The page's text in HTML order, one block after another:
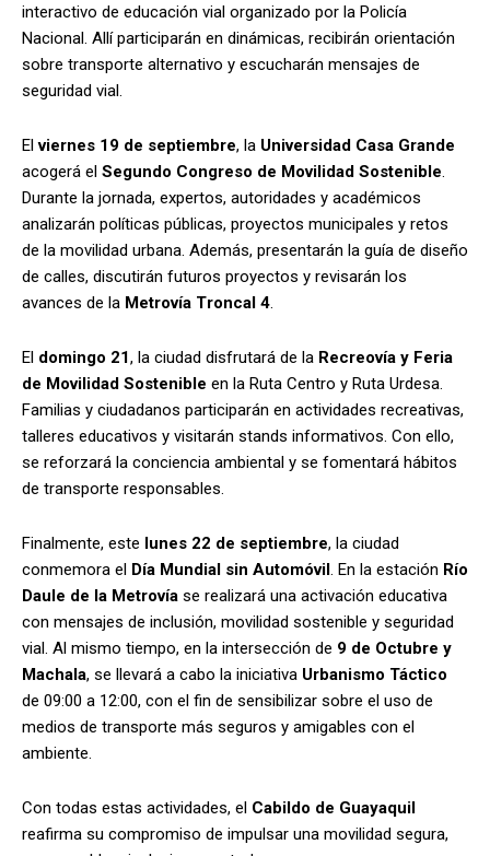
interactivo de educación vial organizado por la Policía
Nacional. Allí participarán en dinámicas, recibirán orientación
sobre transporte alternativo y escucharán mensajes de
seguridad vial.
Elviernes 19 de septiembre, la Universidad Casa Grande
acogerá el Segundo Congreso de Movilidad Sostenible
Durante la jornada, expertos, autoridades y académicos
analizarán políticas públicas, proyectos municipales y retos
de la movilidad urbana. Además, presentarán la guía de diseño
de calles, discutirán futuros proyectos y revisarán los
avances de la Metrovía Troncal 4
El domingo 21, la ciudad disfrutará de la Recreovía y Feria
de Movilidad Sostenible en la Ruta Centro y Ruta Urdesa.
Familias y ciudadanos participarán en actividades recreativas,
talleres educativos y visitarán stands informativos. Con ello,
se reforzará la conciencia ambiental y se fomentará hábitos
de transporte responsables.
Finalmente, este lunes 22 de septiembre, la ciudad
conmemora el Día Mundial sin Automóvil . En la estación Río
Daule de la Metrovía se realizará una activación educativa
con mensajes de inclusión, movilidad sostenible y seguridad
vial. Al mismo tiempo, en la intersección de 9 de Octubre y
Machala, se llevará a cabo la iniciativa Urbanismo Táctico
de 09:00 a 12:00, con el fin de sensibilizar sobre el uso de
medios de transporte más seguros y amigables con el
ambiente.
Con todas estas actividades, el Cabildo de Guayaquil
reafirma su compromiso de impulsar una movilidad segura,